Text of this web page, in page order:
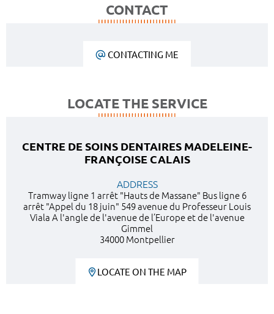
CONTACT
CONTACTING ME
LOCATE THE SERVICE
CENTRE DE SOINS DENTAIRES MADELEINE-
FRANÇOISE CALAIS
ADDRESS
Tramway ligne 1 arrêt "Hauts de Massane" Bus ligne 6
arrêt "Appel du 18 juin" 549 avenue du Professeur Louis
Viala A l'angle de l'avenue de l’Europe et de l'avenue
Gimmel
34000 Montpellier
LOCATE ON THE MAP